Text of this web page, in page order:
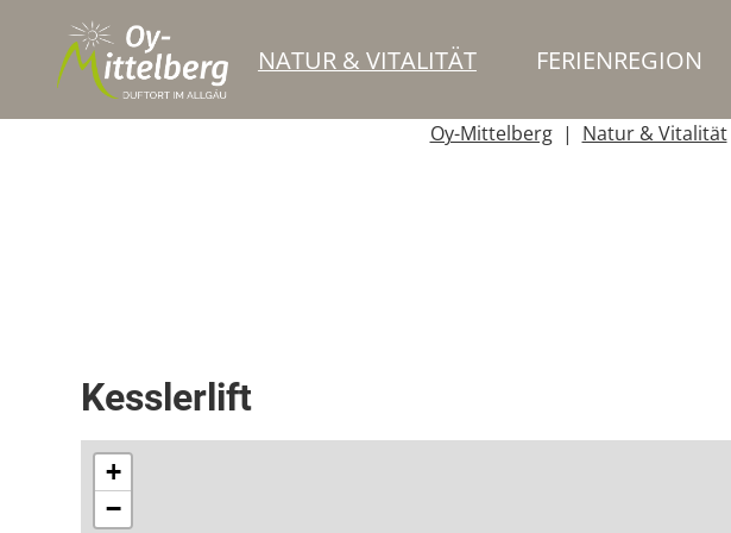
NATUR & VITALITÄT FERIENREGION
Oy-Mittelberg
Natur & Vitalität
Kesslerlift